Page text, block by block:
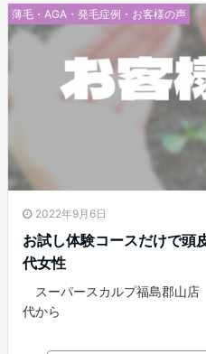
薄毛・AGA・発毛症例・お客様の声
2022年9月6日
お試し体験コースだけで頭
代女性
スーパースカルプ福島郡山
代から